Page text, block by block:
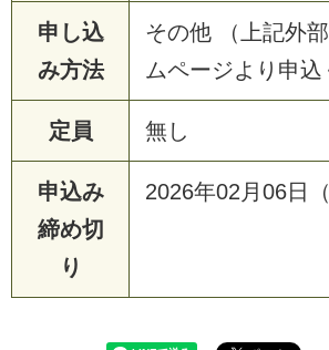
申し込
み方法
その他 （上記外
ムページより申込
定員 無し
申込み
締め切
り
2026年02月06日